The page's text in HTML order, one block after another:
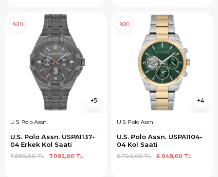
5
U.S. Polo Assn.
U.S. Polo Assn. USPA1137-
04 Erkek Kol Saati
7.092,00 TL
7.880,00 TL
%10
4
U.S. Polo Assn.
U.S. Polo Assn. USPA1104-
04 Kol Saati
6.048,00 TL
6.720,00 TL
%10